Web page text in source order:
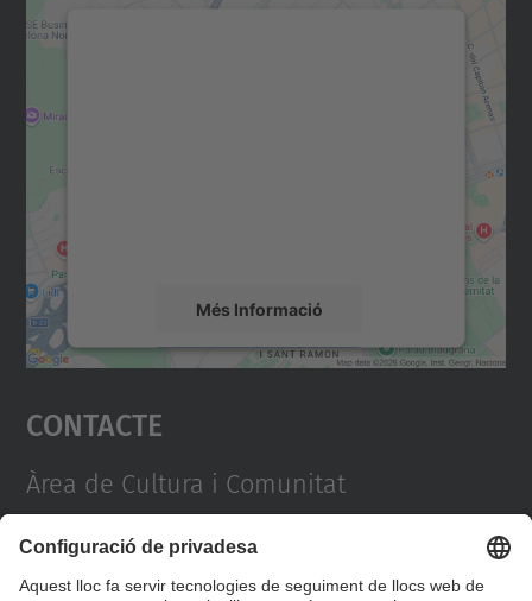
Més Informació
Accepta
powered by
Contacte
Àrea de Cultura i Comunitat
Campus Diagonal Nord, Edifici VX (Vèrtex). Pl.